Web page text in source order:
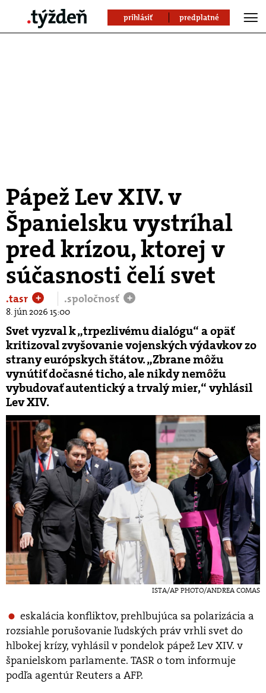
prihlásiť predplatné
Pápež Lev XIV. v
Španielsku vystríhal
pred krízou, ktorej v
súčasnosti čelí svet
.tasr + .spoločnosť +
8. jún 2026 15:00
Svet vyzval k „trpezlivému dialógu“ a opäť
kritizoval zvyšovanie vojenských výdavkov zo
strany európskych štátov. „Zbrane môžu
vynútiť dočasné ticho, ale nikdy nemôžu
vybudovať autentický a trvalý mier,“ vyhlásil
Lev XIV.
ISTA/AP PHOTO/ANDREA COMAS
eskalácia konfliktov, prehlbujúca sa polarizácia a
rozsiahle porušovanie ľudských práv vrhli svet do
hlbokej krízy, vyhlásil v pondelok pápež Lev XIV. v
španielskom parlamente. TASR o tom informuje
podľa agentúr Reuters a AFP.